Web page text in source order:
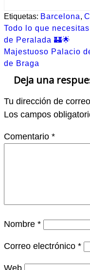
Etiquetas: Barcelona,
Navegación
de
entradas
Todo lo que
de Peralada 🏰🌟
Majestuoso Palacio
de Braga
Deja una
Tu dirección de
Los campos
Comentario *
Nombre *
Correo electrónico *
Web